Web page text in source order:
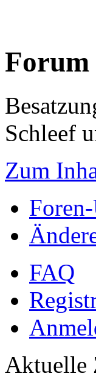
Forum
Schleef
Zum
FAQ
Aktuelle